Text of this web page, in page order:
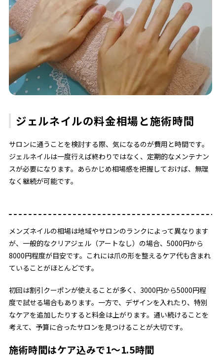
ジェルネイルの料金相場と施術時間
サロンに通うことを検討する際、気になるのが費用と時間です。
ジェルネイルは一度行えば終わりではなく、定期的なメンテナン
スが必要になります。あらかじめ相場感を把握しておけば、無理
なく継続が可能です。
メンズネイルの相場は地域やサロンのランクによって異なります
が、一般的なクリアジェル（アートなし）の場合、5000円から
8000円程度が目安です。これには爪の形を整えるケア代も含まれ
ていることがほとんどです。
初回は割引クーポンが使えることが多く、3000円から5000円程
度で試せる場合もあります。一方で、デザインを入れたり、特別
なケアを追加したりすると料金は上がります。通い続けることを
考えて、予算に合ったサロンを見つけることが大切です。
施術時間はケア込みで1〜1.5時間